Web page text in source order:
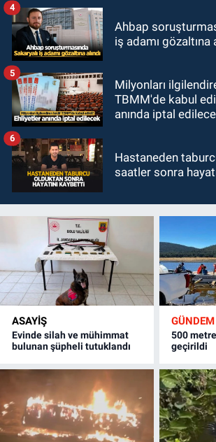
Ahbap
iş adamı gözaltına
4
Milyonları
TBMM'de kabul
anında iptal
5
Hastaneden
saatler sonra
6
ASAYİŞ
Evinde silah ve mühimmat
bulunan şüpheli tutuklandı
GÜNDEM
500
geçirildi